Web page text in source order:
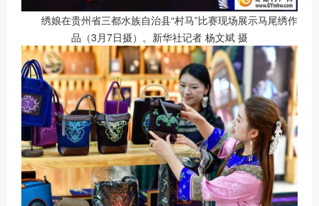
绣娘在贵州省三都水族自治县“村马”比赛现场展示马尾绣作
品（3月7日摄）。新华社记者 杨文斌 摄